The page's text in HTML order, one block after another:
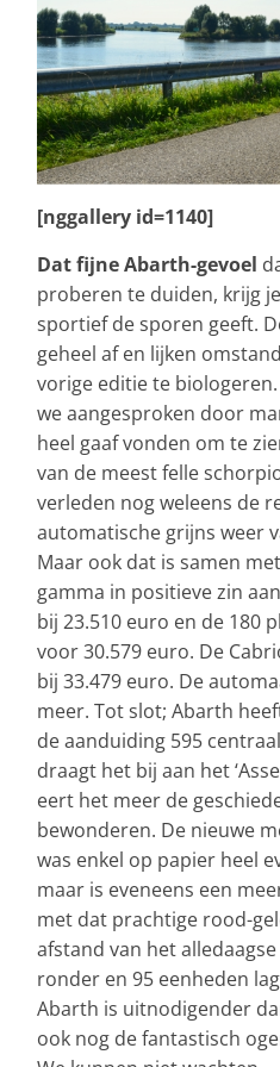
[nggallery id=1140]
Dat fijne Abarth-gevoel
proberen te duiden, krijg
sportief de sporen geeft.
geheel af en lijken
vorige editie te
we aangesproken door
heel gaaf vonden om te
van de meest felle
verleden nog weleens de
automatische grijns weer
Maar ook dat is samen
gamma in positieve zin
bij 23.510 euro en de 180
voor 30.579 euro. De
bij 33.479 euro. De
meer. Tot slot; Abarth
de aanduiding 595
draagt het bij aan het
eert het meer de
bewonderen. De nieuwe
was enkel op papier heel
maar is eveneens een
met dat prachtige rood-
afstand van het
ronder en 95 eenheden
Abarth is uitnodigender
ook nog de fantastisch